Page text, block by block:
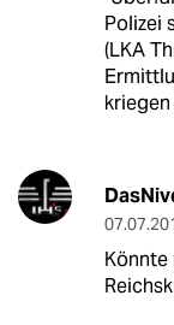
Polizei
(LKA
Könnte